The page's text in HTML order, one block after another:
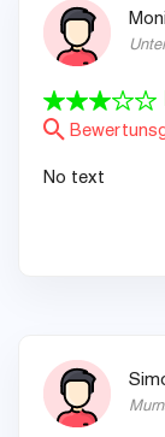
No text